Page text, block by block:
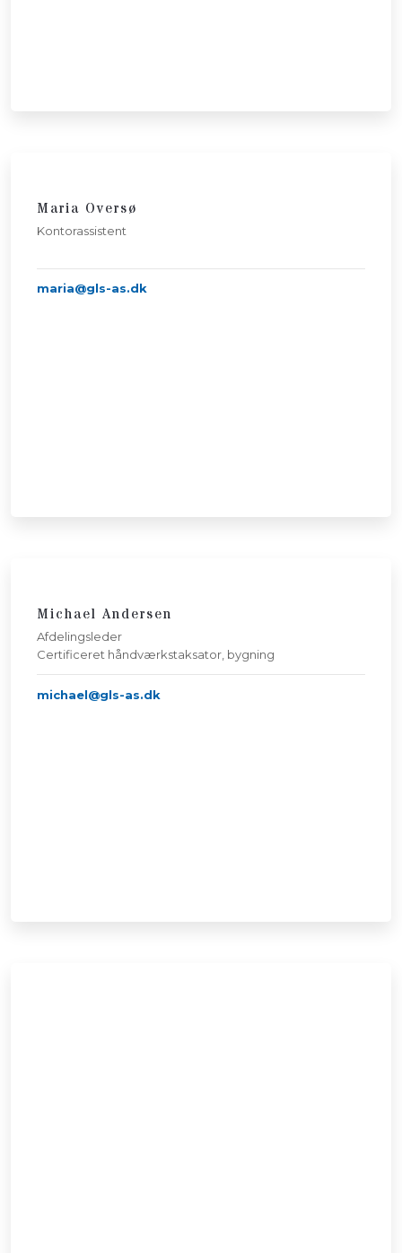
Maria Oversø
​Kontorassistent
maria@gls-as.dk
Michael Andersen
​Afdelingsleder​
Certificeret håndværkstaksator, bygning
michael@gls-as.dk